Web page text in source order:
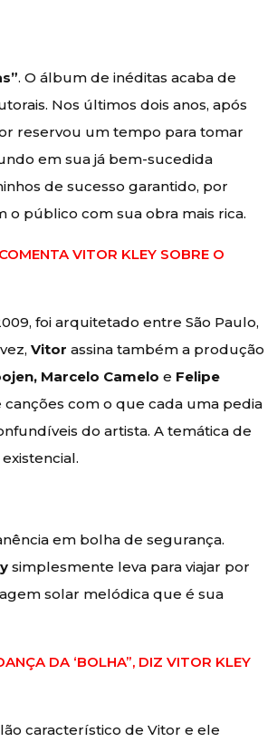
. O álbum de inéditas acaba de
Nos últimos dois anos, após
reservou um tempo para tomar
em sua já bem-sucedida
de sucesso garantido, por
o público com sua obra mais rica.
VITOR KLEY SOBRE O
foi arquitetado entre São Paulo,
Vitor assina também a produção
Marcelo Camelo e Felipe
com o que cada uma pedia
do artista. A temática de
em bolha de segurança.
simplesmente leva para viajar por
solar melódica que é sua
DA ‘BOLHA”, DIZ VITOR KLEY
característico de Vitor e ele